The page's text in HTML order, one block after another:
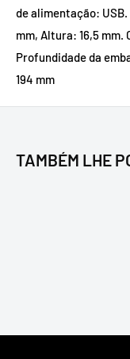
de alimentação:
mm, Altura: 16,5 mm.
Profundidade da
194 mm
TAMBÉM LHE